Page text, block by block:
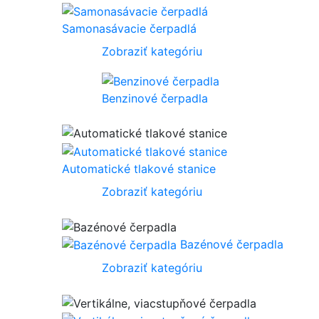
Samonasávacie čerpadlá
Zobraziť kategóriu
Benzinové čerpadla
Automatické tlakové stanice
Zobraziť kategóriu
Bazénové čerpadla
Zobraziť kategóriu